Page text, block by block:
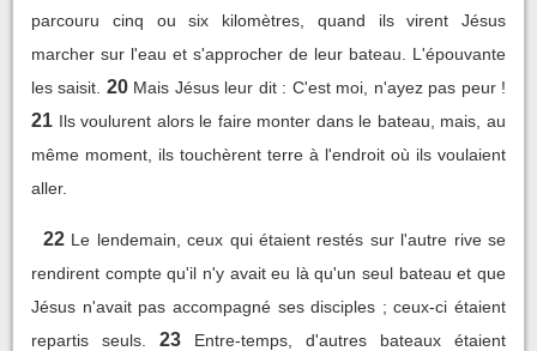
parcouru cinq ou six kilomètres, quand ils virent Jésus
marcher sur l'eau et s'approcher de leur bateau. L'épouvante
les saisit. 20 Mais Jésus leur dit : C'est moi, n'ayez pas peur !
21 Ils voulurent alors le faire monter dans le bateau, mais, au
même moment, ils touchèrent terre à l'endroit où ils voulaient
aller.
22 Le lendemain, ceux qui étaient restés sur l'autre rive se
rendirent compte qu'il n'y avait eu là qu'un seul bateau et que
Jésus n'avait pas accompagné ses disciples ; ceux-ci étaient
repartis seuls.
23
Entre-temps, d'autres bateaux étaient